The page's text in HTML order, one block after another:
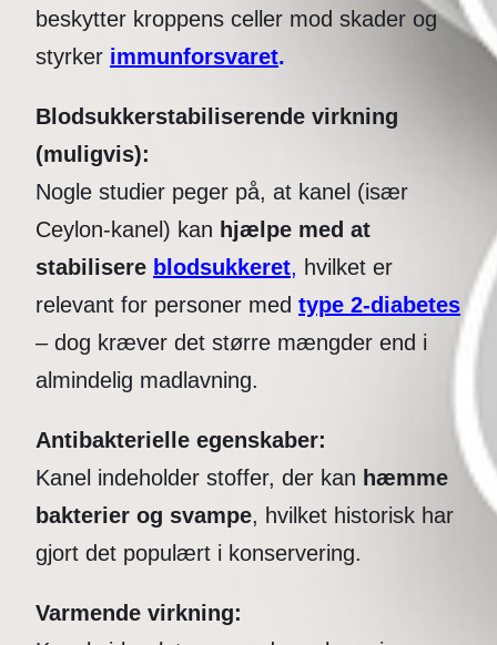
beskytter kroppens celler mod skader og
styrker immunforsvaret.
Blodsukkerstabiliserende virkning
(muligvis):
Nogle studier peger på, at kanel (især
Ceylon-kanel) kan hjælpe med at
stabilisere blodsukkeret, hvilket er
relevant for personer med type 2-diabetes
– dog kræver det større mængder end i
almindelig madlavning.
Antibakterielle egenskaber:
Kanel indeholder stoffer, der kan hæmme
bakterier og svampe, hvilket historisk har
gjort det populært i konservering.
Varmende virkning: